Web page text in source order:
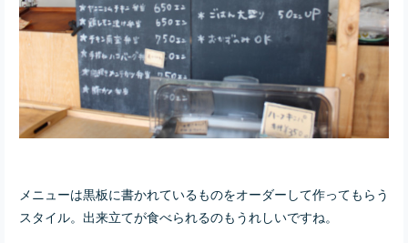
メニューは黒板に書かれているものをオーダーして作ってもらう
スタイル。出来立てが食べられるのもうれしいですね。